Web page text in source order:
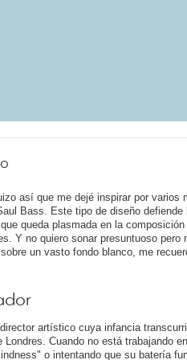
así que me dejé inspirar por varios
Bass. Este tipo de diseño defiende
queda plasmada en la composición
Y no quiero sonar presuntuoso pero
un vasto fondo blanco, me
artístico cuya infancia
Cuando no está trabajando
o intentando que su batería